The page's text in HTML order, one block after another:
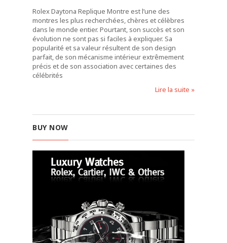
Rolex Daytona Replique Montre est l’une des
montres les plus recherchées, chères et célèbres
dans le monde entier. Pourtant, son succès et son
évolution ne sont pas si faciles à expliquer. Sa
popularité et sa valeur résultent de son design
parfait, de son mécanisme intérieur extrêmement
précis et de son association avec certaines des
célébrités
Lire la suite »
BUY NOW